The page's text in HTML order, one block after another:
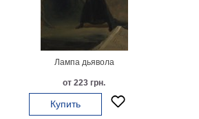
Лампа дьявола
от 223 грн.
Купить